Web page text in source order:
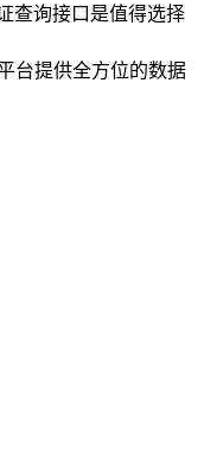
查询接口是值得选择
台提供全方位的数据